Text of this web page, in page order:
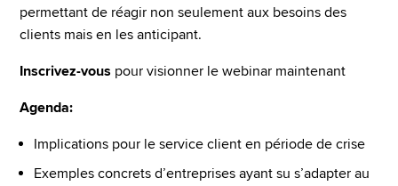
permettant de réagir non seulement aux besoins des
clients mais en les anticipant.
Inscrivez-vous pour visionner le webinar maintenant
Agenda:
Implications pour le service client en période de crise
Exemples concrets d’entreprises ayant su s’adapter au